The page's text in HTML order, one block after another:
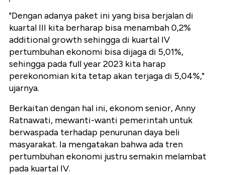
"Dengan adanya paket ini yang bisa berjalan di
kuartal III kita berharap bisa menambah 0,2%
additional growth sehingga di kuartal IV
pertumbuhan ekonomi bisa dijaga di 5,01%,
sehingga pada full year 2023 kita harap
perekonomian kita tetap akan terjaga di 5,04%,"
ujarnya.
Berkaitan dengan hal ini, ekonom senior, Anny
Ratnawati, mewanti-wanti pemerintah untuk
berwaspada terhadap penurunan daya beli
masyarakat. Ia mengatakan bahwa ada tren
pertumbuhan ekonomi justru semakin melambat
pada kuartal IV.